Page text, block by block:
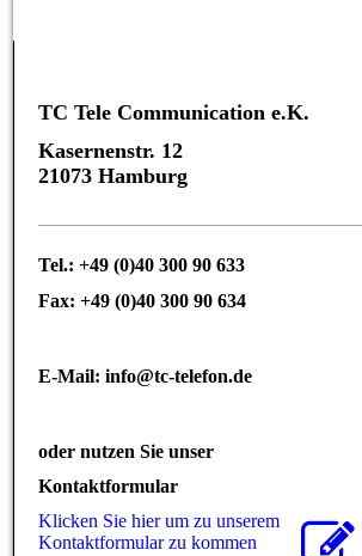
TC Tele Communication e.K.
Kasernenstr. 12
21073 Hamburg
Tel.: +49 (0)40 300 90 633
Fax: +49 (0)40 300 90 634
E-Mail: info@tc-telefon.de
oder nutzen Sie unser
Kontaktformular
Klicken Sie hier um zu unserem
Kon­takt­for­mu­lar zu kommen